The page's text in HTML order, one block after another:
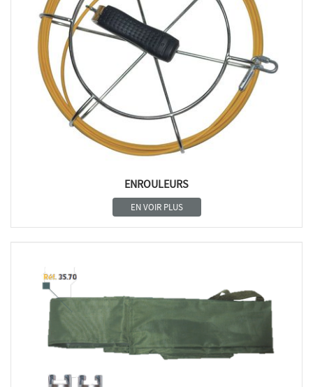
ENROULEURS
EN VOIR PLUS